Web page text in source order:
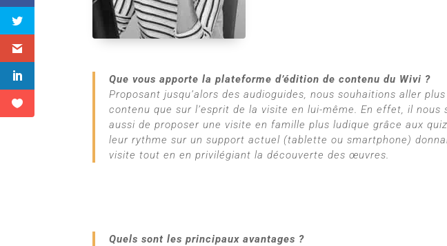
Que vous apporte la plateforme d’édition de contenu du Wivi ?
Proposant jusqu’alors des audioguides, nous souhaitions aller
contenu que sur l’esprit de la visite en lui-même. En effet, il
aussi de proposer une visite en famille plus ludique grâce aux
leur rythme sur un support actuel (tablette ou smartphone)
visite tout en en privilégiant la découverte des œuvres.
Quels sont les principaux avantages ?